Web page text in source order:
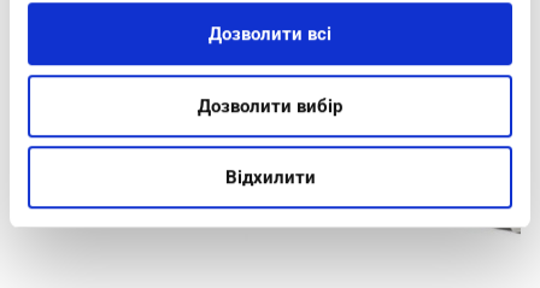
Дозволити всі
Дозволити вибір
Відхилити
-20% -20%